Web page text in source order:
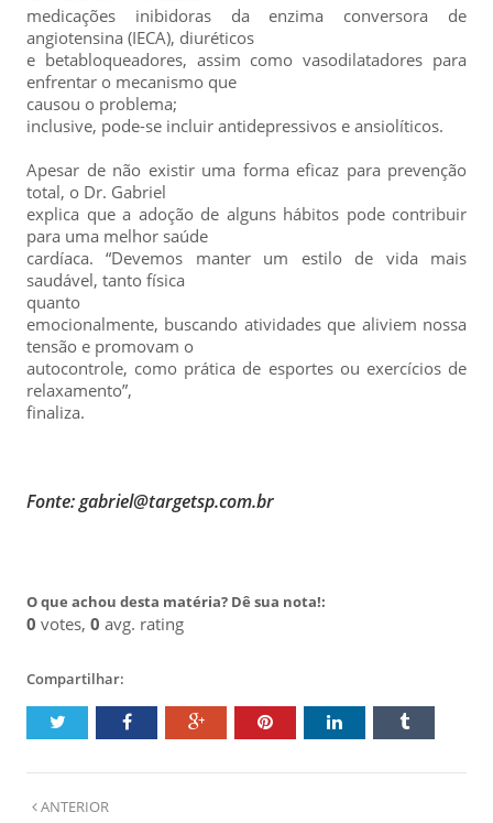
medicações inibidoras da enzima conversora de
angiotensina (IECA), diuréticos
e betabloqueadores, assim como vasodilatadores para
enfrentar o mecanismo que
causou o problema;
inclusive, pode-se incluir antidepressivos e ansiolíticos.
Apesar de não existir uma forma eficaz para prevenção
total, o Dr. Gabriel
explica que a adoção de alguns hábitos pode contribuir
para uma melhor saúde
cardíaca. “Devemos manter um estilo de vida mais
saudável, tanto física
quanto
emocionalmente, buscando atividades que aliviem nossa
tensão e promovam o
autocontrole, como prática de esportes ou exercícios de
relaxamento”,
finaliza.
Fonte: gabriel@targetsp.com.br
O que achou desta matéria? Dê sua nota!:
0 votes, 0 avg. rating
Compartilhar:
ANTERIOR